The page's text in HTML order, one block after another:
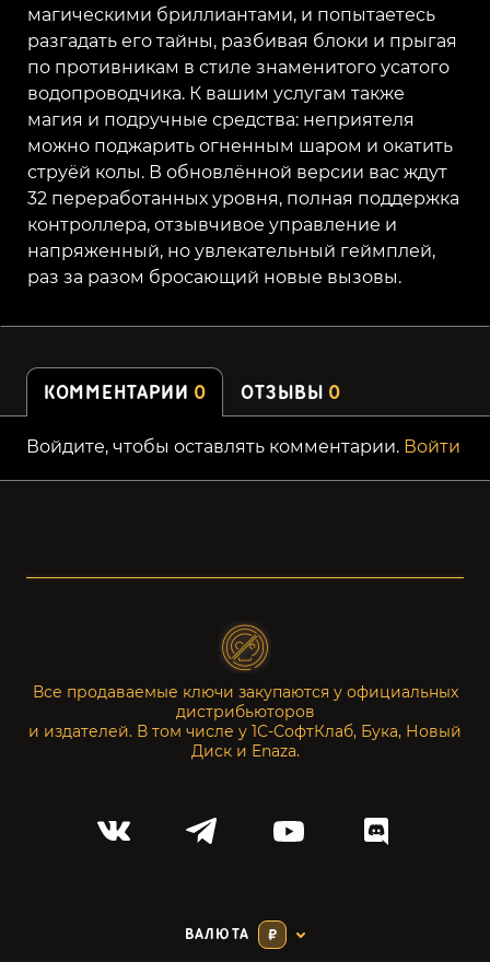
магическими бриллиантами, и попытаетесь
разгадать его тайны, разбивая блоки и прыгая
по противникам в стиле знаменитого усатого
водопроводчика. К вашим услугам также
магия и подручные средства: неприятеля
можно поджарить огненным шаром и окатить
струёй колы. В обновлённой версии вас ждут
32 переработанных уровня, полная поддержка
контроллера, отзывчивое управление и
напряженный, но увлекательный геймплей,
раз за разом бросающий новые вызовы.
КОММЕНТАРИИ 0 ОТЗЫВЫ 0
Войдите, чтобы оставлять комментарии. Войти
Все продаваемые ключи закупаются у официальных
дистрибьюторов
и издателей. В том числе у 1С-СофтКлаб, Бука, Новый
Диск и Enaza.
ВАЛЮТА ₽